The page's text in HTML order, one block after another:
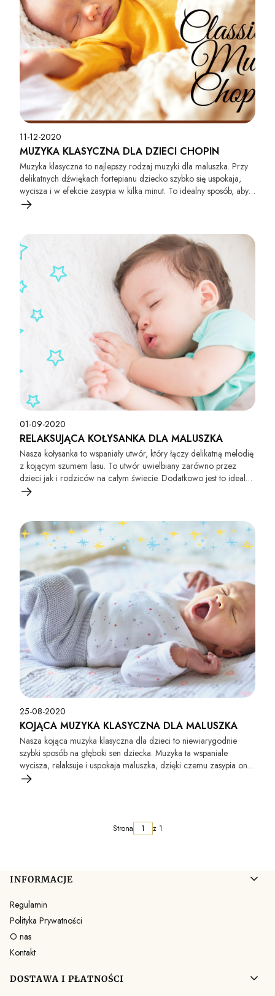
11-12-2020
MUZYKA KLASYCZNA DLA DZIECI CHOPIN
Muzyka klasyczna to najlepszy rodzaj muzyki dla maluszka. Przy
delikatnych dźwiękach fortepianu dziecko szybko się uspokaja,
wycisza i w efekcie zasypia w kilka minut. To idealny sposób, aby
nauczyć dziecko samodzielnego zasypiania. Utwór ten nazywane
01-09-2020
RELAKSUJĄCA KOŁYSANKA DLA MALUSZKA
Nasza kołysanka to wspaniały utwór, który łączy delikatną melodię
z kojącym szumem lasu. To utwór uwielbiany zarówno przez
dzieci jak i rodziców na całym świecie. Dodatkowo jest to idealna
muzyka głębokiego snu dla maluszka. Wspaniale wycisza i
25-08-2020
KOJĄCA MUZYKA KLASYCZNA DLA MALUSZKA
Nasza kojąca muzyka klasyczna dla dzieci to niewiarygodnie
szybki sposób na głęboki sen dziecka. Muzyka ta wspaniale
wycisza, relaksuje i uspokaja maluszka, dzięki czemu zasypia on
w kilka chwil. Maluszki uwielbiają kojące dźwięki pianina.
Strona z 1
Linki w stopce
INFORMACJE
Regulamin
Polityka Prywatności
O nas
Kontakt
DOSTAWA I PŁATNOŚCI